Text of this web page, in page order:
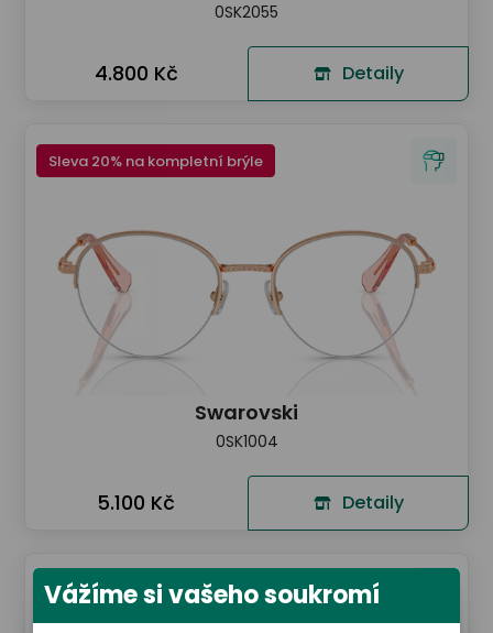
0SK2055
4.800 Kč Detaily
Sleva 20% na kompletní brýle
Swarovski
0SK1004
5.100 Kč Detaily
Sleva 20% na kompletní brýle
Vážíme si vašeho soukromí